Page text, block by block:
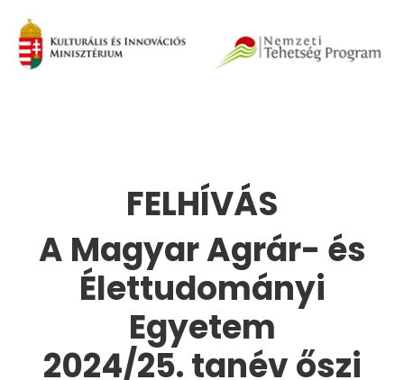
FELHÍVÁS
A Magyar Agrár- és
Élettudományi
Egyetem
2024/25. tanév őszi